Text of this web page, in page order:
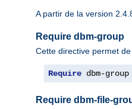
A partir de la version
Require dbm-group
Cette directive permet
Require dbm-
Require dbm-file-